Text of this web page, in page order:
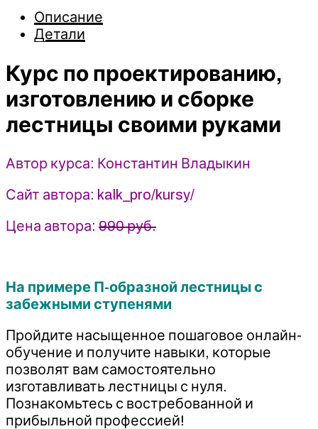
проектированию,
изготовлению
сборке
лестницы
своими
руками
-
Константин
Владыкин
Описание
Детали
Курс по проектированию,
изготовлению и сборке
лестницы своими руками
Автор курса: Константин Владыкин
Сайт автора: kalk_pro/kursy/
Цена автора: 990 руб.
На примере П-образной лестницы с
забежными ступенями
Пройдите насыщенное пошаговое онлайн-
обучение и получите навыки, которые
позволят вам самостоятельно
изготавливать лестницы с нуля.
Познакомьтесь с востребованной и
прибыльной профессией!